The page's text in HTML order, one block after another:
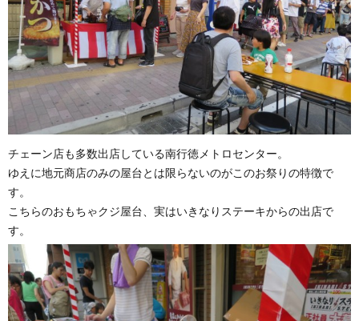
チェーン店も多数出店している南行徳メトロセンター。
ゆえに地元商店のみの屋台とは限らないのがこのお祭りの特徴で
す。
こちらのおもちゃクジ屋台、実はいきなりステーキからの出店で
す。